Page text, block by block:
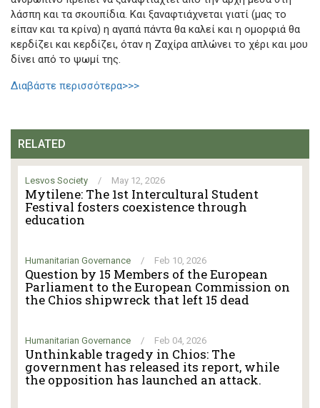
λάσπη και τα σκουπίδια. Και ξαναφτιάχνεται γιατί (μας το
είπαν και τα κρίνα) η αγαπά πάντα θα καλεί και η ομορφιά θα
κερδίζει και κερδίζει, όταν η Ζαχίρα απλώνει το χέρι και μου
δίνει από το ψωμί της.
Διαβάστε περισσότερα>>>
RELATED
Lesvos Society / May 12, 2026
Mytilene: The 1st Intercultural Student
Festival fosters coexistence through
education
Humanitarian Governance / Feb 10, 2026
Question by 15 Members of the European
Parliament to the European Commission on
the Chios shipwreck that left 15 dead
Humanitarian Governance / Feb 04, 2026
Unthinkable tragedy in Chios: The
government has released its report, while
the opposition has launched an attack.